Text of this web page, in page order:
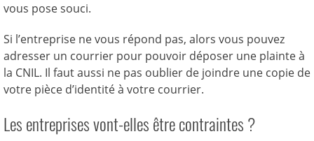
vous pose souci.
Si l’entreprise ne vous répond pas, alors vous pouvez
adresser un courrier pour pouvoir déposer une plainte à
la CNIL. Il faut aussi ne pas oublier de joindre une copie de
votre pièce d’identité à votre courrier.
Les entreprises vont-elles être contraintes ?